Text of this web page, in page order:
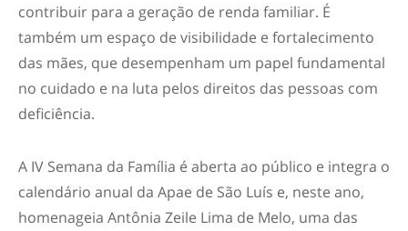
contribuir para a geração de renda familiar. É
também um espaço de visibilidade e fortalecimento
das mães, que desempenham um papel fundamental
no cuidado e na luta pelos direitos das pessoas com
deficiência.
A IV Semana da Família é aberta ao público e integra o
calendário anual da Apae de São Luís e, neste ano,
homenageia Antônia Zeile Lima de Melo, uma das